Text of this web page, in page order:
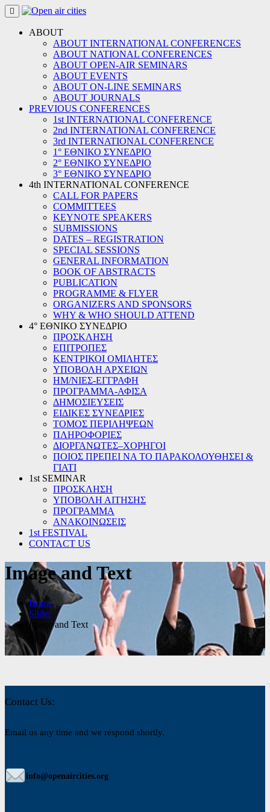
Skip
to
contentABOUT
ABOUT INTERNATIONAL CONFERENCES
ABOUT NATIONAL CONFERENCES
ABOUT OPEN-AIR SEMINARS
ABOUT EVENTS
ABOUT ON-LINE SEMINARS
ABOUT JOURNALS
PREVIOUS CONFERENCES
1st INTERNATIONAL CONFERENCE
2nd INTERNATIONAL CONFERENCE
3rd INTERNATIONAL CONFERENCE
1° ΕΘΝΙΚΟ ΣΥΝΕΔΡΙΟ
2° ΕΘΝΙΚΟ ΣΥΝΕΔΡΙΟ
3° ΕΘΝΙΚΟ ΣΥΝΕΔΡΙΟ
4th INTERNATIONAL CONFERENCE
CALL FOR PAPERS
COMMITTEES
KEYNOTE SPEAKERS
SUBMISSIONS
DATES – REGISTRATION
SPECIAL SESSIONS
GENERAL INFORMATION
BOOK OF ABSTRACTS
PUBLICATION
PROGRAMME & FLYER
ORGANIZERS AND SPONSORS
WHY & WHO SHOULD ATTEND
4° ΕΘΝΙΚΟ ΣΥΝΕΔΡΙΟ
ΠΡΟΣΚΛΗΣΗ
ΕΠΙΤΡΟΠΕΣ
ΚΕΝΤΡΙΚΟΙ ΟΜΙΛΗΤΕΣ
ΥΠΟΒΟΛΗ ΑΡΧΕΙΩΝ
ΗΜ/ΝΙΕΣ-ΕΓΓΡΑΦΗ
ΠΡΟΓΡΑΜΜΑ-ΑΦΙΣΑ
ΔΗΜΟΣΙΕΥΣΕΙΣ
ΕΙΔΙΚΕΣ ΣΥΝΕΔΡΙΕΣ
ΤΟΜΟΣ ΠΕΡΙΛΗΨΕΩΝ
ΠΛΗΡΟΦΟΡΙΕΣ
ΔΙΟΡΓΑΝΩΤΕΣ–ΧΟΡΗΓΟΙ
ΠΟΙΟΣ ΠΡΕΠΕΙ ΝΑ ΤΟ ΠΑΡΑΚΟΛΟΥΘΗΣΕΙ &
ΓΙΑΤΙ
1st SEMINAR
ΠΡΟΣΚΛΗΣΗ
ΥΠΟΒΟΛΗ ΑΙΤΗΣΗΣ
ΠΡΟΓΡΑΜΜΑ
ΑΝΑΚΟΙΝΩΣΕΙΣ
1st FESTIVAL
CONTACT US
Image and Text
Home
Slider
Image and Text
Contact Us:
Email us any time and we respond shortly.
info@openaircities.org